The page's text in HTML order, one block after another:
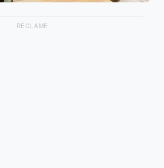
RECLAME